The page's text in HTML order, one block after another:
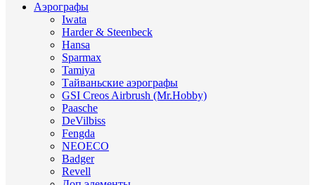
Аэрографы
Iwata
Harder & Steenbeck
Hansa
Sparmax
Tamiya
Тайваньские аэрографы
GSI Creos Airbrush (Mr.Hobby)
Paasche
DeVilbiss
Fengda
NEOECO
Badger
Revell